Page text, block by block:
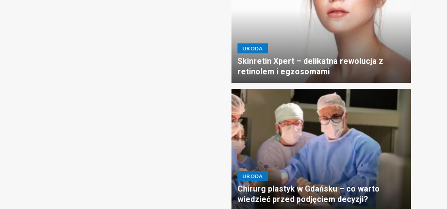
URODA
Skinretin Xpert – delikatna rewolucja z
retinolem i egzosomami
URODA
Chirurg plastyk w Gdańsku – co warto
wiedzieć przed podjęciem decyzji?